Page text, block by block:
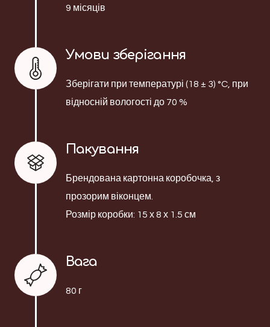
9 місяців
Умови зберігання
Зберігати при температурі (18 ± 3) °C, при
відносній вологості до 70 %
Пакування
Брендована картонна коробочка, з
прозорим віконцем.
Розмір коробки: 15 х 8 х 1.5 см
Вага
80 г